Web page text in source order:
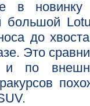
в
большой
до
Это
по